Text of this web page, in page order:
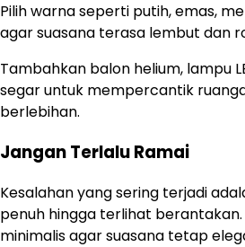
Pilih warna seperti putih, emas,
agar suasana terasa lembut dan
Tambahkan balon helium, lampu
segar untuk mempercantik
berlebihan.
Jangan Terlalu Ramai
Kesalahan yang sering terjadi
penuh hingga terlihat
minimalis agar suasana tetap